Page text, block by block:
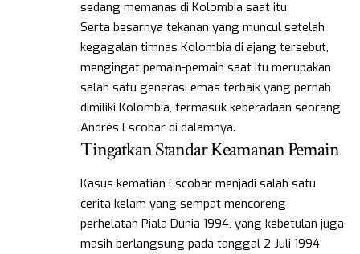
sedang memanas di Kolombia saat itu.
Serta besarnya tekanan yang muncul setelah
kegagalan timnas Kolombia di ajang tersebut,
mengingat pemain-pemain saat itu merupakan
salah satu generasi emas terbaik yang pernah
dimiliki Kolombia, termasuk keberadaan seorang
Andrés Escobar di dalamnya.
Tingatkan Standar Keamanan Pemain
Kasus kematian Escobar menjadi salah satu
cerita kelam yang sempat mencoreng
perhelatan Piala Dunia 1994, yang kebetulan juga
masih berlangsung pada tanggal 2 Juli 1994